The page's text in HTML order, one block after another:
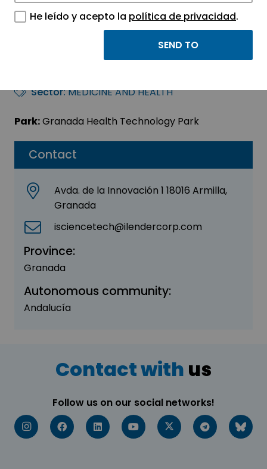
Contact
Avda. de la Innovación 1 18016 Armilla,
Granada
isciencetech@ilendercorp.com
Province:
Granada
Autonomous community:
Andalucía
ILENDER CIENCIA Y
TECNOLOGÍA, S.L.
Sector:MEDICINE AND HEALTH
Park:Granada Health Technology Park
Contact with us
Follow us on our social networks!
He leído y acepto la política de privacidad.